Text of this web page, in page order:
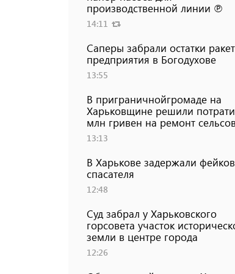
производственной линии ℗
14:11
Саперы забрали остатки
предприятия в Богодухове
13:55
В приграничнойгромаде на
Харьковщине решили
млн ​​гривен на ремонт
13:13
В Харькове задержали
спасателя
12:48
Суд забрал у Харьковского
горсовета участок
земли в центре города
12:26